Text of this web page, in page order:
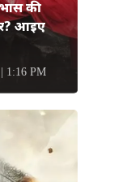
की
आइए
1:16 PM